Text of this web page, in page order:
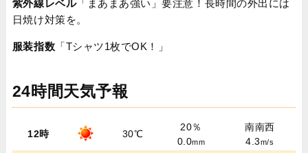
紫外線レベル「まあまあ強い」要注意！長時間の外出には
日焼け対策を。
服装指数 「Tシャツ1枚でOK！」
24時間天気予報
12時 30℃
20％
0.0mm
南南西
4.3m/s